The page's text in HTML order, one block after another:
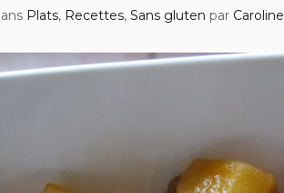
Plats, Recettes, Sans gluten par Caroline